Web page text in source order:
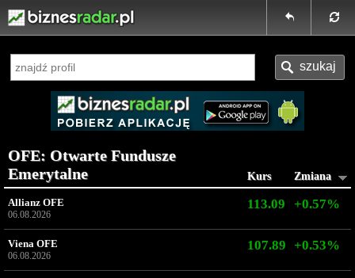
OFE: Otwarte Fundusze
Emerytalne
Kurs Zmiana
Allianz OFE
06.08.2026
113.09 +0.57%
Viena OFE
06.08.2026
107.89 +0.53%